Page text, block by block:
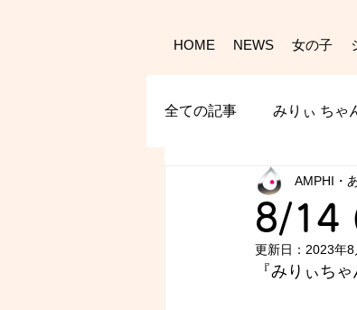
HOME NEWS 女の子
全ての記事 みりぃ ちゃ
8/14
AMPHI・
更新日： 2023年8
『みりぃち